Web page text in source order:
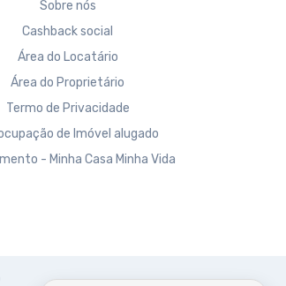
Sobre nós
Cashback social
Área do Locatário
Área do Proprietário
Termo de Privacidade
de Imóvel alugado
- Minha Casa Minha Vida